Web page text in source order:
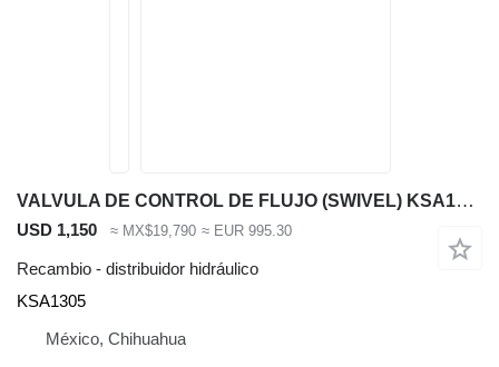
VALVULA DE CONTROL DE FLUJO (SWIVEL) KSA1305 distribuidor hidráulico para Case CX300 excavadora
USD 1,150 ≈ MX$19,790 ≈ EUR 995.30
Recambio - distribuidor hidráulico
KSA1305
México, Chihuahua